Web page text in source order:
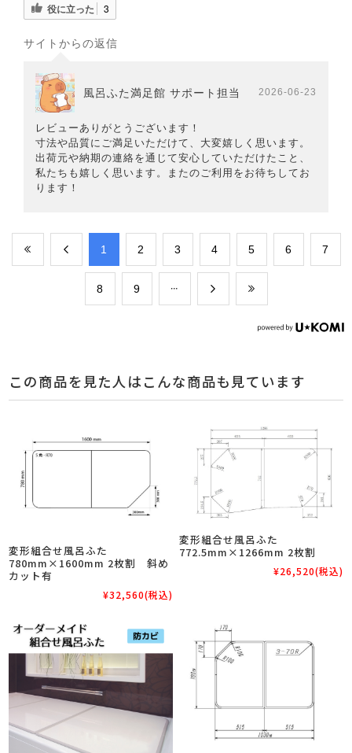
役に立った 3
サイトからの返信
風呂ふた満足館 サポート担当 2026-06-23
レビューありがとうございます！
寸法や品質にご満足いただけて、大変嬉しく思います。
出荷元や納期の連絡を通じて安心していただけたこと、
私たちも嬉しく思います。またのご利用をお待ちしてお
ります！
​1 ​2 ​3 ​4 ​5 ​6 ​7
​8 ​9
この商品を見た人はこんな商品も見ています
変形組合せ風呂ふた
780mm×1600mm 2枚割 斜め
カット有
¥32,560(税込)
変形組合せ風呂ふた
772.5mm×1266mm 2枚割
¥26,520(税込)